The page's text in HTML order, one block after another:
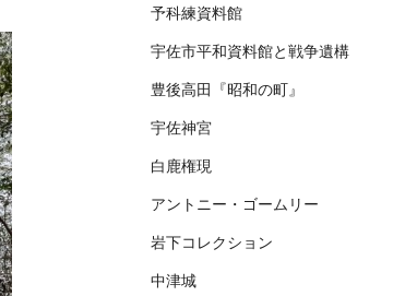
予科練資料館
宇佐市平和資料館と戦争遺構
豊後高田『昭和の町』
宇佐神宮
白鹿権現
アントニー・ゴームリー
岩下コレクション
中津城